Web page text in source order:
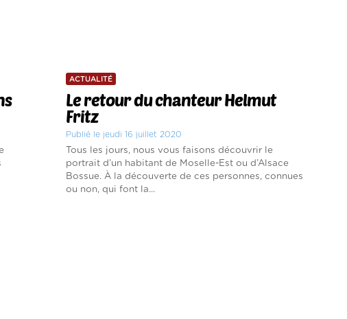
ACTUALITÉ
Le retour du chanteur Helmut
Fritz
Publié le jeudi 16 juillet 2020
Tous les jours, nous vous faisons découvrir le
portrait d’un habitant de Moselle-Est ou d’Alsace
Bossue. À la découverte de ces personnes, connues
ou non, qui font la...